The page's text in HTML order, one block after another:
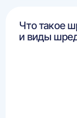
Что такое
и виды